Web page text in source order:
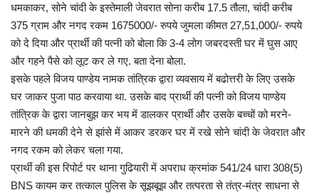
धमकाकर, सोने चांदी के इस्तेमाली जेवरात सोना करीब 17.5 तौला, चांदी करीब
375 ग्राम और नगद रकम 1675000/- रुपये जुमला कीमत 27,51,000/- रुपये
को दे दिया और प्रार्थी की पत्नी को बोला कि 3-4 लोग जबरदस्ती घर में घुस आए
और गहने पैसे को लूट कर ले गए. बता देना बोला.
इसके पहले विजय पाण्डेय नामक तांत्रिक द्वारा व्यवसाय में बढोत्तरी के लिए उसके
घर जाकर पुजा पाठ करवाया था. उसके बाद प्रार्थी की पत्नी को विजय पाण्डेय
तांत्रिक के द्वारा जानबुझ कर भय में डालकर प्रार्थी और उसके बच्चों को मरने-
मारने की धमकी देने से झांसे में आकर डरकर घर में रखे सोने चांदी के जेवरात और
नगद रकम को लेकर चला गया.
प्रार्थी की इस रिपोर्ट पर थाना गुढियारी में अपराध क्रमांक 541/24 धारा 308(5)
BNS कायम कर तत्काल पुलिस के सूझबूझ और तत्परता से तंत्र-मंत्र साधना से